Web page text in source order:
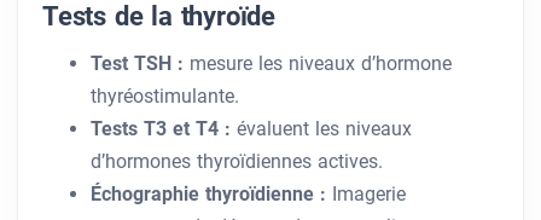
Tests de la thyroïde
Test TSH : mesure les niveaux d’hormone
thyréostimulante.
Tests T3 et T4 : évaluent les niveaux
d’hormones thyroïdiennes actives.
Échographie thyroïdienne : Imagerie